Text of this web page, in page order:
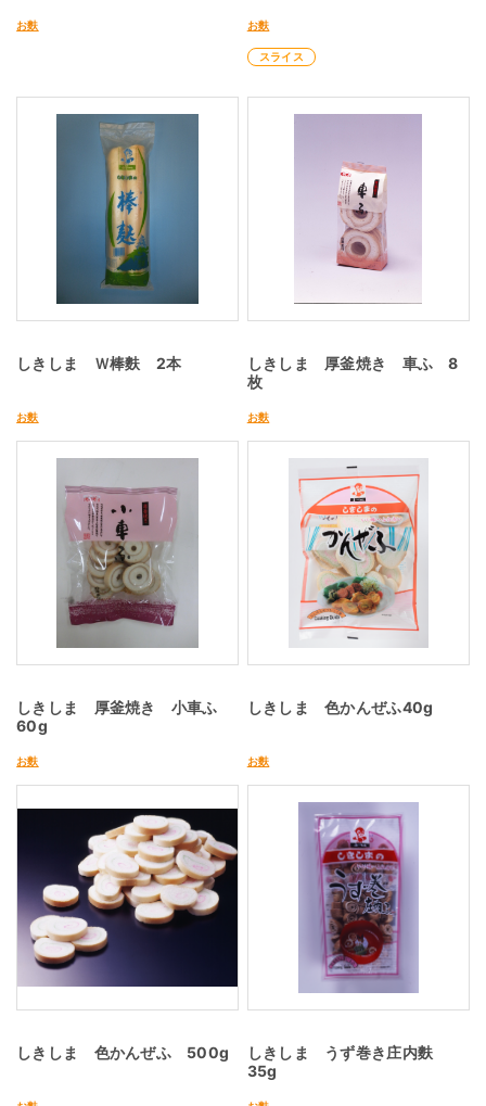
お麩 お麩
スライス
しきしま Ｗ棒麩 2本
お麩
しきしま 厚釜焼き 車ふ 8
枚
お麩
しきしま 厚釜焼き 小車ふ
60g
お麩
しきしま 色かんぜふ40g
お麩
しきしま 色かんぜふ 500g
しきしま うず巻き庄内麩
35g